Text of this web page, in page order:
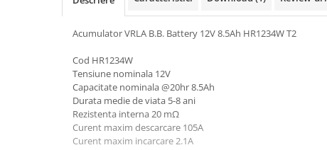
Sisteme fotovoltaice de putere
mica (rulota/caravan/case de
Pachete sisteme fotovoltaice
Statii de incarcare vehicule
Statii de incarcare
Acumulator VRLA B.B. Battery 12V 8.5Ah HR1234W T2
Cod HR1234W
Tensiune nominala 12V
Capacitate nominala @20hr 8.5Ah
Durata medie de viata 5-8 ani
Rezistenta interna 20 mΩ
Curent maxim descarcare 105A
Curent maxim incarcare 2.1A